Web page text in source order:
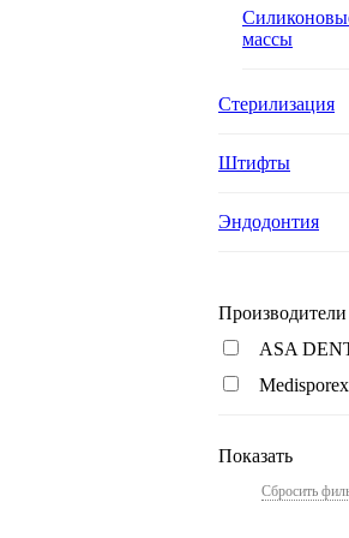
массы
Стерилизация
Штифты
Эндодонтия
Производители
ASA
Medisporex
Показать
Сбросить